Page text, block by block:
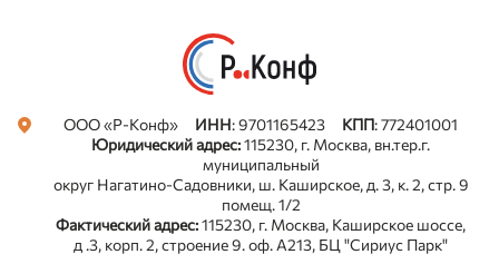
ООО «Р-Конф» ИНН: 9701165423 КПП: 772401001
Юридический адрес:115230, г. Москва, вн.тер.г.
муниципальный
округ Нагатино-Садовники, ш. Каширское, д. 3, к. 2, стр. 9
помещ. 1/2
Фактический адрес:115230, г. Москва, Каширское шоссе,
д .3, корп. 2, строение 9. оф. А213, БЦ "Сириус Парк"